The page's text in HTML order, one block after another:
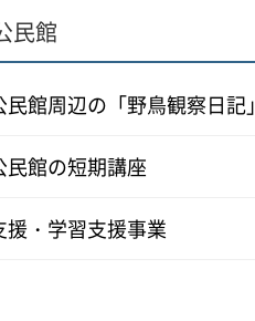
民館
館周辺の「野鳥観察日記」
民館の短期講座
援・学習支援事業